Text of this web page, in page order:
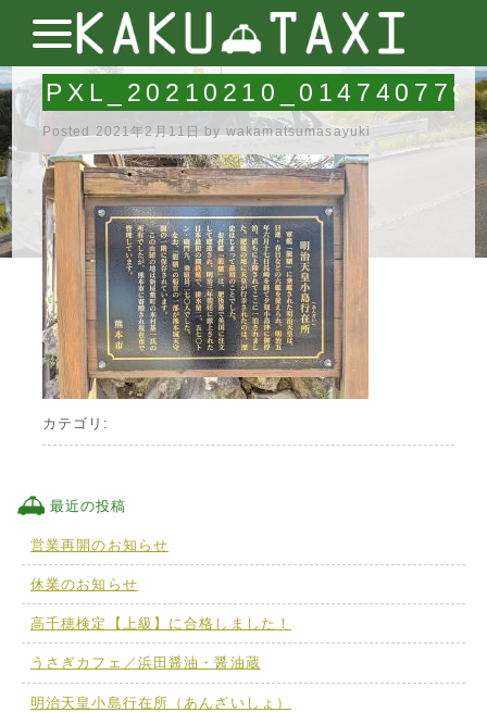
Posted 2021年2月11日 by wakamatsumasayuki
カテゴリ:
最近の投稿
営業再開のお知らせ
休業のお知らせ
高千穂検定【上級】に合格しました！
うさぎカフェ／浜田醤油・醤油蔵
明治天皇小島行在所（あんざいしょ）